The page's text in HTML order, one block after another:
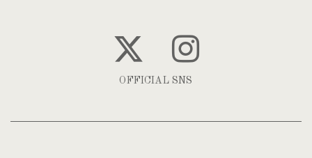
OFFICIAL SNS